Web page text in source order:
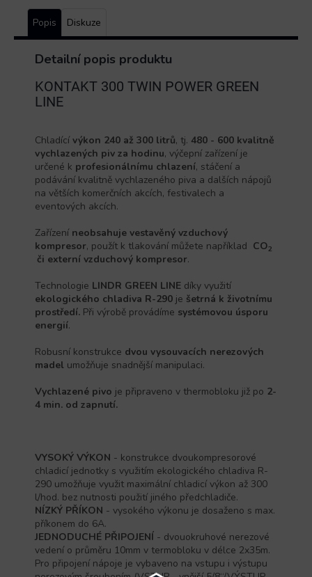
Popis Diskuze
Detailní popis produktu
KONTAKT 300 TWIN POWER GREEN
LINE
Chladící výkon 240 až 300 litrů, tj. 480 - 600 kvalitně
vychlazených piv za hodinu, výčepní zařízení je
určené k profesionálnímu chlazení, stáčení a
podávání kvalitně vychlazeného piva a dalších nápojů
na větších komerčních akcích, festivalech a
eventových akcích.
Zařízení neobsahuje vestavěný vzduchový
kompresor, použít k tlakování můžete například CO­2
či externí vzduchový kompresor.
Technologie LINDR GREEN LINE díky využití
ekologického chladiva R-290 je šetrná k životnímu
prostředí. Při výrobě provádíme systémovou úsporu
energií.
Robusní konstrukce dvou vysouvacích nerezových
madel umožňuje snadnější manipulaci.
Vychlazené pivo je připraveno v thermobloku již po 2-
4 min. od zapnutí.
VYSOKÝ VÝKON - konstrukce dvoukompresorové
chladicí jednotky s využitím ekologického chladiva R-
290 umožňuje využit maximální chladicí výkon až 300
l/hod. bez nutnosti použití jiného předchladiče.
NÍZKÝ PŘÍKON - vysokého výkonu je dosaženo s max.
příkonem do 6A.
JEDNODUCHÉ PŘIPOJENÍ - dvouokruhové nerezové
vedení o průměru 10mm v termobloku v délce 2x35m.
Pro připojení nápoje je vybaveno na vstupu i výstupu